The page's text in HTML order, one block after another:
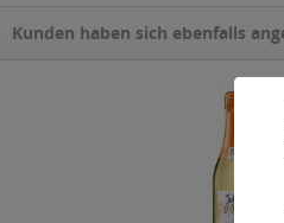
Kunden haben sich ebenfalls